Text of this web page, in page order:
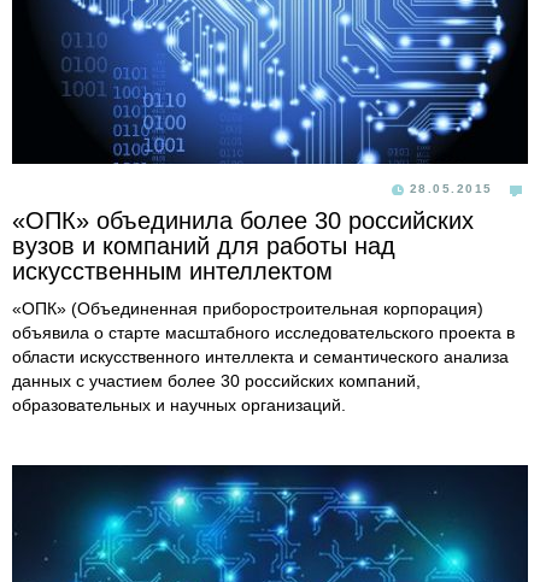
28.05.2015
«ОПК» объединила более 30 российских
вузов и компаний для работы над
искусственным интеллектом
«ОПК» (Объединенная приборостроительная корпорация)
объявила о старте масштабного исследовательского проекта в
области искусственного интеллекта и семантического анализа
данных с участием более 30 российских компаний,
образовательных и научных организаций.